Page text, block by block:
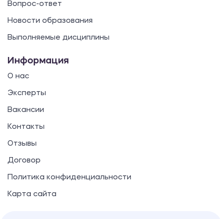
Вопрос-ответ
Новости образования
Выполняемые дисциплины
Информация
О нас
Эксперты
Вакансии
Контакты
Отзывы
Договор
Политика конфиденциальности
Карта сайта